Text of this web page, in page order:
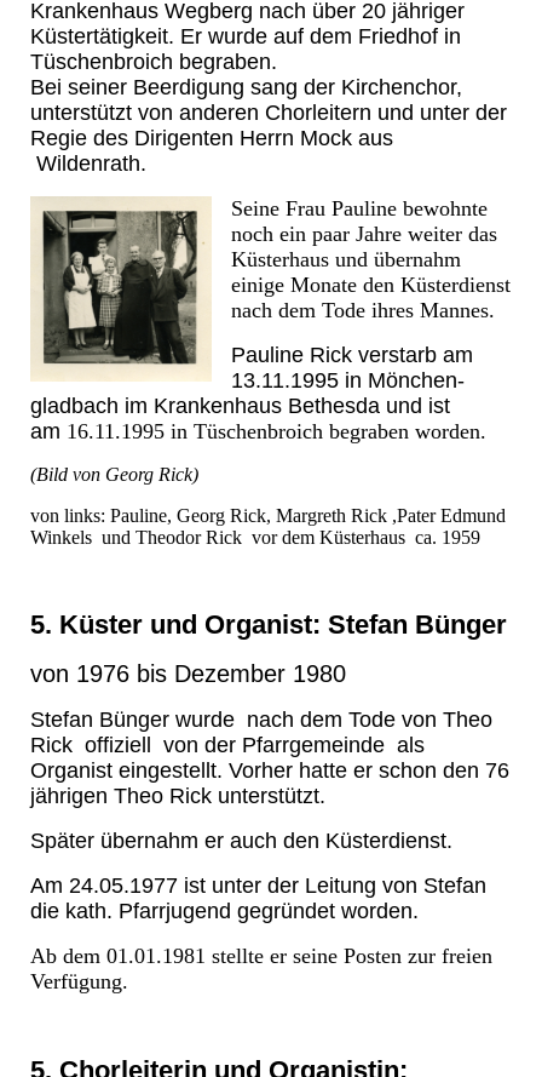
Krankenhaus Wegberg nach über 20 jähriger
Küstertätigkeit. Er wurde auf dem Friedhof in
Tüschenbroich begraben.
Bei seiner Beerdigung sang der Kirchenchor,
unterstützt von anderen Chorleitern und unter der
Regie des Dirigenten Herrn Mock aus
Wildenrath.
Seine Frau Pauline bewohnte
noch ein paar Jahre weiter das
Küsterhaus und übernahm
einige Monate den Küsterdienst
nach dem Tode ihres Mannes.
Pauline Rick verstarb am
13.11.1995 in Mönchen-
gladbach im Krankenhaus Bethesda und ist
am 16.11.1995 in Tüschenbroich begraben worden.
(Bild von Georg Rick)
von links: Pauline, Georg Rick, Margreth Rick ,Pater Edmund
Winkels und Theodor Rick vor dem Küsterhaus ca. 1959
5. Küster und Organist: Stefan Bünger
von 1976 bis Dezember 1980
Stefan Bünger wurde nach dem Tode von Theo
Rick offiziell von der Pfarrgemeinde als
Organist eingestellt. Vorher hatte er schon den 76
jährigen Theo Rick unterstützt.
Später übernahm er auch den Küsterdienst.
Am 24.05.1977 ist unter der Leitung von Stefan
die kath. Pfarrjugend gegründet worden.
Ab dem 01.01.1981 stellte er seine Posten zur freien
Verfügung.
5. Chorleiterin und Organistin: